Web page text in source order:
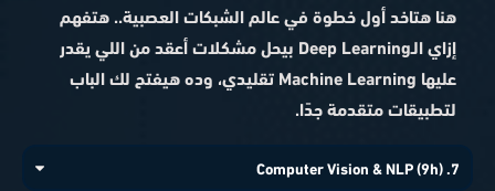
هنا هتاخد أول خطوة في عالم الشبكات العصبية.. هتفهم
إزاي الـDeep Learning بيحل مشكلات أعقد من اللي يقدر
عليها Machine Learning تقليدي، وده هيفتح لك الباب
لتطبيقات متقدمة جدًا.
7. Computer Vision & NLP (9h)